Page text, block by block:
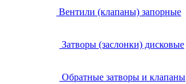
Вентили (клапаны) запорные
Затворы (заслонки) дисковые
Обратные затворы и клапаны